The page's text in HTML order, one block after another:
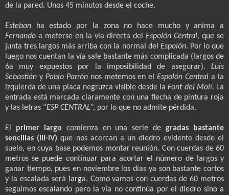
de la pared. Unos 45 minutos desde el coche.
Esteban
ha estado por la zona no hace mucho y anima a
Fernando a meterse en la vía directa del Espolón Central, que se
junta tres largos más arriba con la normal del Espolón. Por lo que
luego nos cuentan la vía sale bastante más complicada (largos de
6a muy expuestos por la imposibilidad de asegurar). Luis
Sebastián yPablo Parrónnos metemos en elEspolón Centrala la
izquierda de una placa negruzca visible desde laFont del Molí. La
entrada está marcada claramente con una flecha de pintura roja
y las letras “ESP CENTRAL”, por lo que no admite pérdida.
El primer largo comienza en una serie degradas bastante
sencillas (III-IV) que nos acercan a un diedro evidente desde el
suelo, en cuya base podemos montar reunión. Con cuerdas de 60
metros se puede continuar para acortar el número de largos y
ganar tiempo, pues en noviembre los días ya son bastante cortos
y la escalada será larga. Como vamos con cuerdas de 60 metros
seguimos escalando pero la vía no continúa por el diedro sino a